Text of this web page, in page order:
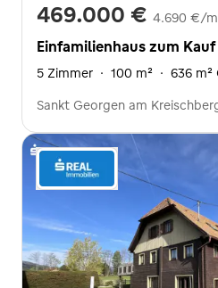
469.000 € 4.690 €/
Einfamilienhaus zum Kauf
5 Zimmer · 100 m² · 636 m²
Sankt Georgen am